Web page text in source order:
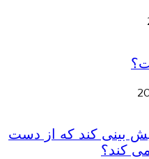
بینی کند که از دست
کند؟